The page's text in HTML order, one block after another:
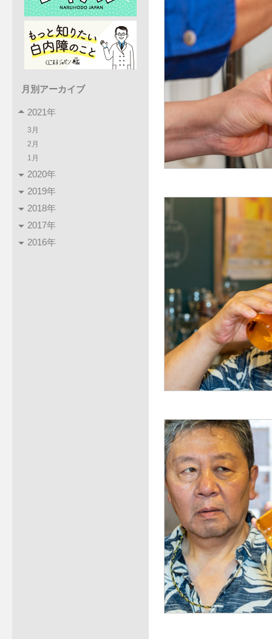
月別アーカイブ
2021年
3月
2月
1月
2020年
2019年
2018年
2017年
2016年